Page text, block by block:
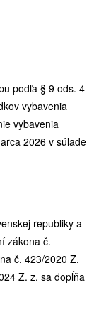
podľa § 9 ods. 4
vybavenia
vybavenia
2026 v súlade
republiky a
zákona č.
č. 423/2020 Z.
Z. z. sa dopĺňa